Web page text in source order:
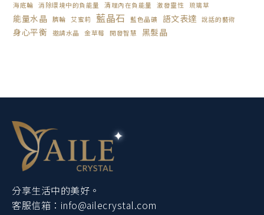
海底輪
消除環境中的負能量 清理內在負能量 激發靈性 琉璃草
能量水晶 臍輪 艾蜜莉 藍晶石 藍色晶礦 語文表達 說話的藝術
身心平衡 邀請水晶 金草莓 開發智慧 黑髮晶
分享生活中的美好。
客服信箱： info@ailecrystal.com